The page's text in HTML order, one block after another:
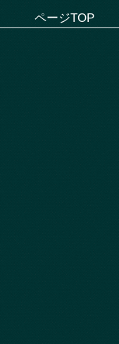
ページTOP